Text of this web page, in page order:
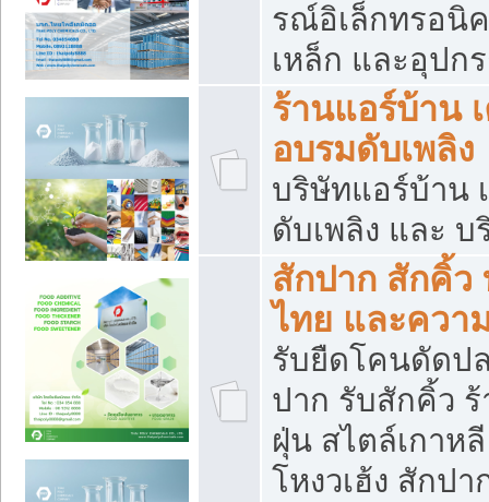
รณ์อิเล็กทรอนิ
เหล็ก และอุปก
ร้านแอร์บ้าน
อบรมดับเพลิง
บริษัทแอร์บ้าน
ดับเพลิง และ
สักปาก สักคิ้
ไทย และควา
รับยืดโคนดัดป
ปาก รับสักคิ้ว
ฝุ่น สไตล์เกาห
โหงวเฮ้ง สักป